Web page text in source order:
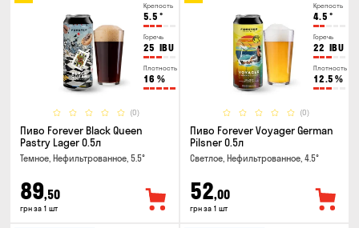
Крепость
5.5 °
Горечь
25 IBU
Плотность
16 %
(0)
Пиво Forever Black Queen
Pastry Lager 0.5л
Темное, Нефильтрованное, 5.5°
89,50
грн за 1 шт
Крепость
4.5 °
Горечь
22 IBU
Плотность
12.5 %
(0)
Пиво Forever Voyager German
Pilsner 0.5л
Светлое, Нефильтрованное, 4.5°
52,00
грн за 1 шт